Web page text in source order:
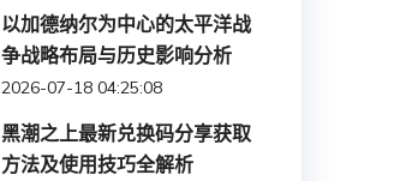
以加德纳尔为中心的太平洋战
争战略布局与历史影响分析
2026-07-18 04:25:08
黑潮之上最新兑换码分享获取
方法及使用技巧全解析